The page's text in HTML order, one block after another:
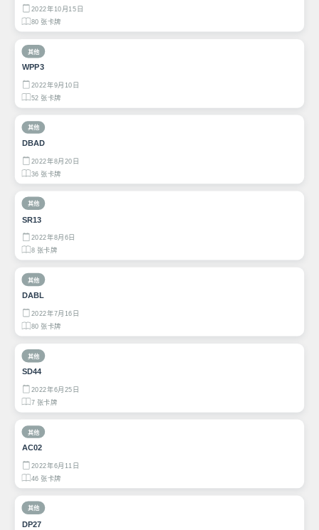
2022年10月15日
80 张卡牌
其他
WPP3
2022年9月10日
52 张卡牌
其他
DBAD
2022年8月20日
36 张卡牌
其他
SR13
2022年8月6日
8 张卡牌
其他
DABL
2022年7月16日
80 张卡牌
其他
SD44
2022年6月25日
7 张卡牌
其他
AC02
2022年6月11日
46 张卡牌
其他
DP27